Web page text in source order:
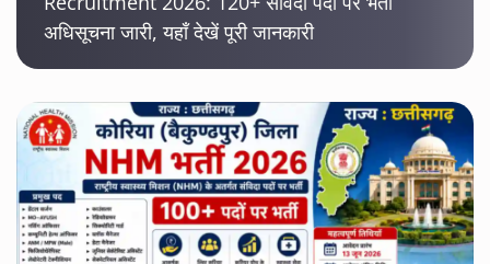
अधिसूचना जारी, यहाँ देखें पूरी जानकारी